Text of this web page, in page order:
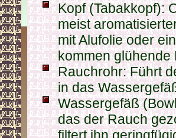
Kopf (Tabakkopf):
meist
mit Alufolie oder
kommen glühende
Rauchrohr: Führt
in das
Wassergefäß
das der Rauch